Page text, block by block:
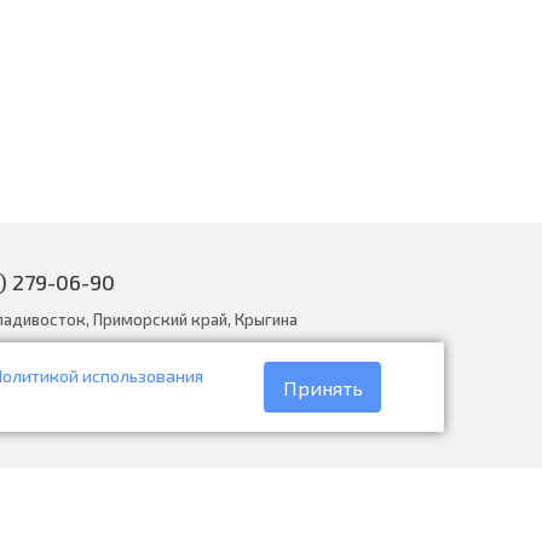
использования
Принять
279-06-90
Приморский край, Крыгина